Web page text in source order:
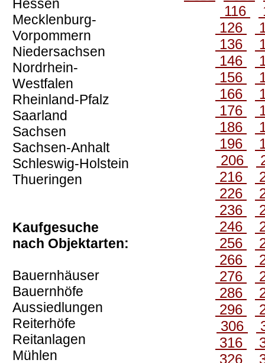
Hessen
Mecklenburg-
Vorpommern
Niedersachsen
Nordrhein-
Westfalen
Rheinland-Pfalz
Saarland
Sachsen
Sachsen-Anhalt
Schleswig-Holstein
Thueringen
Kaufgesuche
nach Objektarten:
Bauernhäuser
Bauernhöfe
Aussiedlungen
Reiterhöfe
Reitanlagen
Mühlen
116
126
136
146
156
166
176
186
196
206
216
226
236
246
256
266
276
286
296
306
316
326